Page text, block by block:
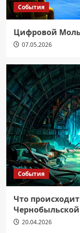
События
Цифровой
07.05.2026
События
Что
20.04.2026